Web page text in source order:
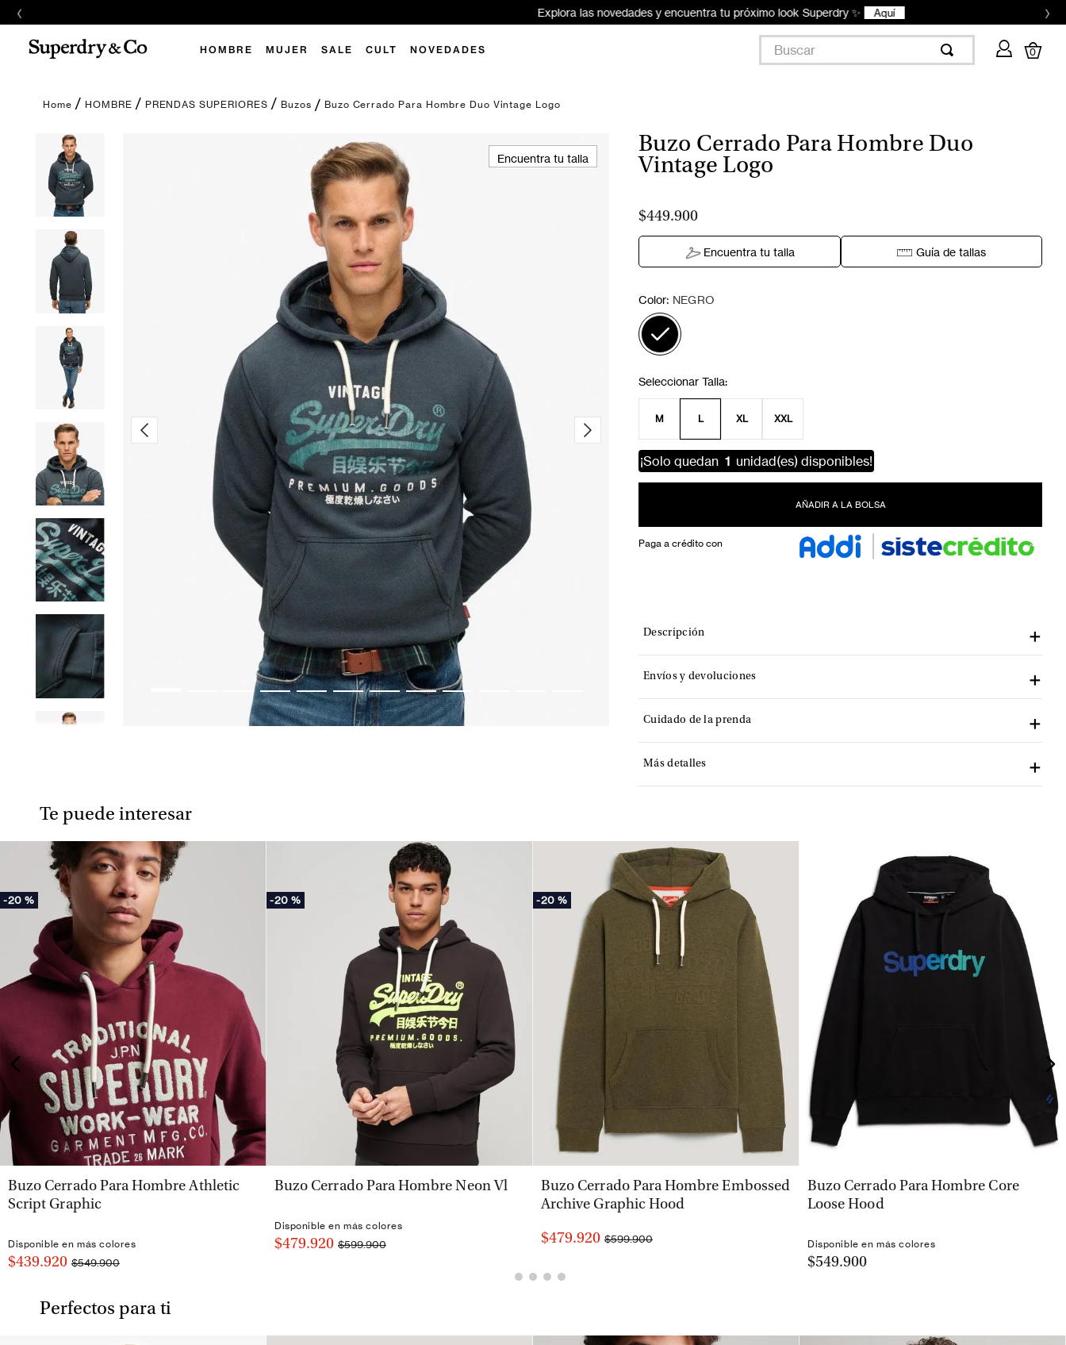
‹ Explora las novedades y encuentra tu próximo look Superdry ✨ Aquí ›
HOMBRE MUJER SALE CULT NOVEDADES
Buscar
0
HOMBRE PRENDAS SUPERIORES Buzos Buzo Cerrado Para Hombre Duo Vintage Logo
Encuentra tu talla
Buzo Cerrado Para Hombre Duo
Vintage Logo
$449.900
Encuentra tu talla Guía de tallas
Color: NEGRO
M L XL XXL
¡Solo quedan 1 unidad(es) disponibles!
AÑADIR A LA BOLSA
Paga a crédito con
Descripción
Envíos y devoluciones
Cuidado de la prenda
Más detalles
Te puede interesar
-20 %
VISTA RÁPIDA
Buzo Cerrado Para Hombre Athletic
Script Graphic
Disponible en más colores
$439.920 $549.900
-20 %
VISTA RÁPIDA
Buzo Cerrado Para Hombre Neon Vl
Disponible en más colores
$479.920 $599.900
-20 %
VISTA RÁPIDA
Buzo Cerrado Para Hombre Embossed
Archive Graphic Hood
$479.920 $599.900
VISTA RÁPIDA
Buzo Cerrado Para Hombre Core
Loose Hood
Disponible en más colores
$549.900
Perfectos para ti